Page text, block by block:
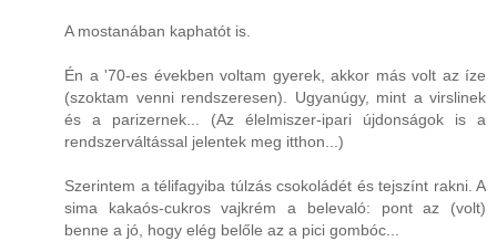
A mostanában kaphatót is.
Én a '70-es években voltam gyerek, akkor más volt az íze
(szoktam venni rendszeresen). Ugyanúgy, mint a virslinek
és a parizernek... (Az élelmiszer-ipari újdonságok is a
rendszerváltással jelentek meg itthon...)
Szerintem a télifagyiba túlzás csokoládét és tejszínt rakni. A
sima kakaós-cukros vajkrém a belevaló: pont az (volt)
benne a jó, hogy elég belőle az a pici gombóc...